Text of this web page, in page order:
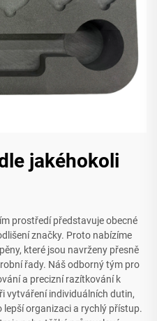
jakéhokoli
prostředí představuje obecné
značky. Proto nabízíme
které jsou navrženy přesně
řady. Náš odborný tým pro
a precizní razítkování k
vytváření individuálních dutin,
lepší organizaci a rychlý přístup.